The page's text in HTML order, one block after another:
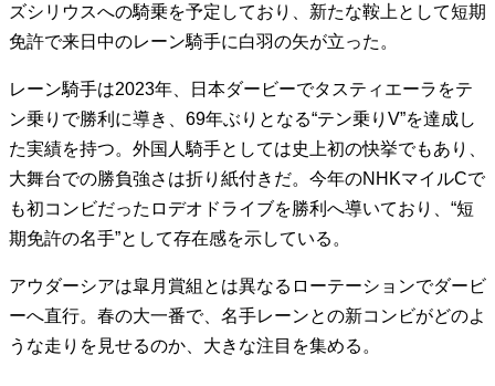
ズシリウスへの騎乗を予定しており、新たな鞍上として短期
免許で来日中のレーン騎手に白羽の矢が立った。
レーン騎手は2023年、日本ダービーでタスティエーラをテ
ン乗りで勝利に導き、69年ぶりとなる“テン乗りV”を達成し
た実績を持つ。外国人騎手としては史上初の快挙でもあり、
大舞台での勝負強さは折り紙付きだ。今年のNHKマイルCで
も初コンビだったロデオドライブを勝利へ導いており、“短
期免許の名手”として存在感を示している。
アウダーシアは皐月賞組とは異なるローテーションでダービ
ーへ直行。春の大一番で、名手レーンとの新コンビがどのよ
うな走りを見せるのか、大きな注目を集める。